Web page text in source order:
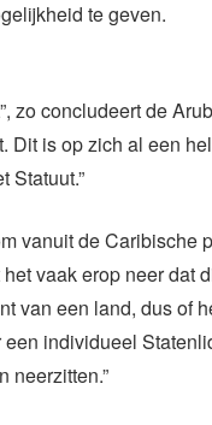
te geven.
zo concludeert de
Dit is op zich al een
Statuut.”
vanuit de Caribische
vaak erop neer dat
van een land, dus of
individueel
neerzitten.”